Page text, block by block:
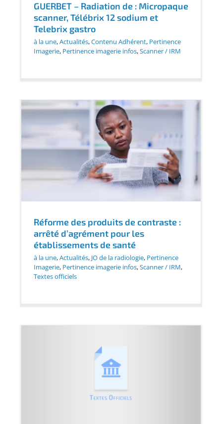
GUERBET – Radiation de : Micropaque
scanner, Télébrix 12 sodium et
Telebrix gastro
à la une,Actualités,Contenu Adhérent, Pertinence
Imagerie, Pertinence imagerie infos,Scanner / IRM
Réforme des produits de contraste :
arrêté d’agrément pour les
établissements de santé
à la une,Actualités, JO de la radiologie, Pertinence
Imagerie, Pertinence imagerie infos,Scanner / IRM,
Textes officiels